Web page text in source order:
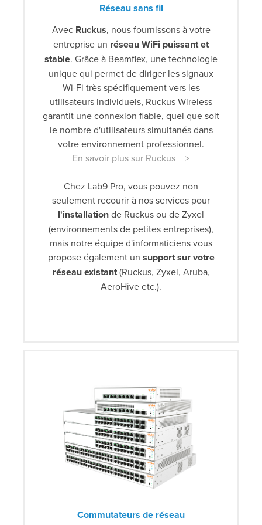
Réseau sans fil
Avec Ruckus, nous fournissons à votre
entreprise un réseau WiFi puissant et
stable. Grâce à Beamflex, une technologie
unique qui permet de diriger les signaux
Wi-Fi très spécifiquement vers les
utilisateurs individuels, Ruckus Wireless
garantit une connexion fiable, quel que soit
le nombre d'utilisateurs simultanés dans
votre environnement professionnel.
En savoir plus sur Ruckus >
Chez Lab9 Pro, vous pouvez non
seulement recourir à nos services pour
l'installationde Ruckus ou de Zyxel
(environnements de petites entreprises),
mais notre équipe d'informaticiens vous
propose également un support sur votre
réseau existant(Ruckus, Zyxel, Aruba,
AeroHive etc.).
Commutateurs de réseau